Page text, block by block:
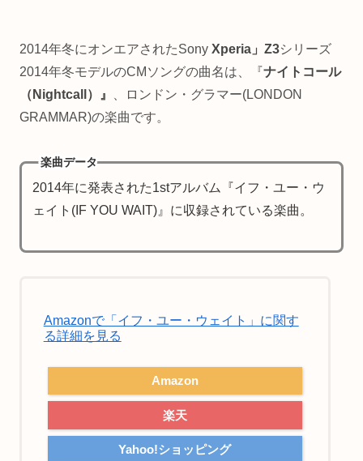
2014年冬にオンエアされたSony Xperia」Z3シリーズ
2014年冬モデルのCMソングの曲名は、『ナイトコール
（Nightcall）』
、ロンドン・グラマー(LONDON
GRAMMAR)の楽曲です。
楽曲データ
2014年に発表された1stアルバム『イフ・ユー・ウ
ェイト(IF YOU WAIT)』に収録されている楽曲。
Amazonで「イフ・ユー・ウェイト」に関す
る詳細を見る
Amazon
楽天
Yahoo!ショッピング